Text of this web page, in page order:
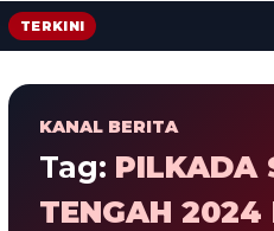
TERKINI
KANAL BERITA
Tag: PILKADA
TENGAH 2024